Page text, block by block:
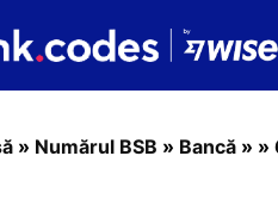
» Numărul BSB » Bancă » »